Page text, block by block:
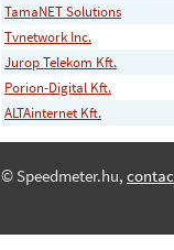
TamaNET Solutions
Tvnetwork Inc.
Jurop Telekom Kft.
Porion-Digital Kft.
ALTAinternet Kft.
© Speedmeter.hu,